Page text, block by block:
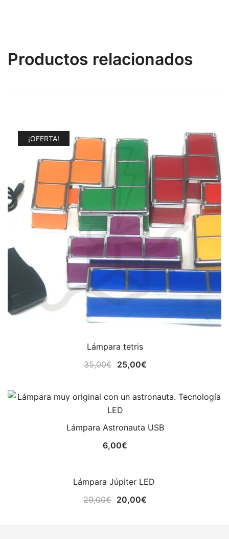
Productos relacionados
¡OFERTA!
Lámpara tetris
35,00€ El
25,00€El
Lámpara Astronauta USB
6,00€
Lámpara Júpiter LED
29,00€ El
20,00€